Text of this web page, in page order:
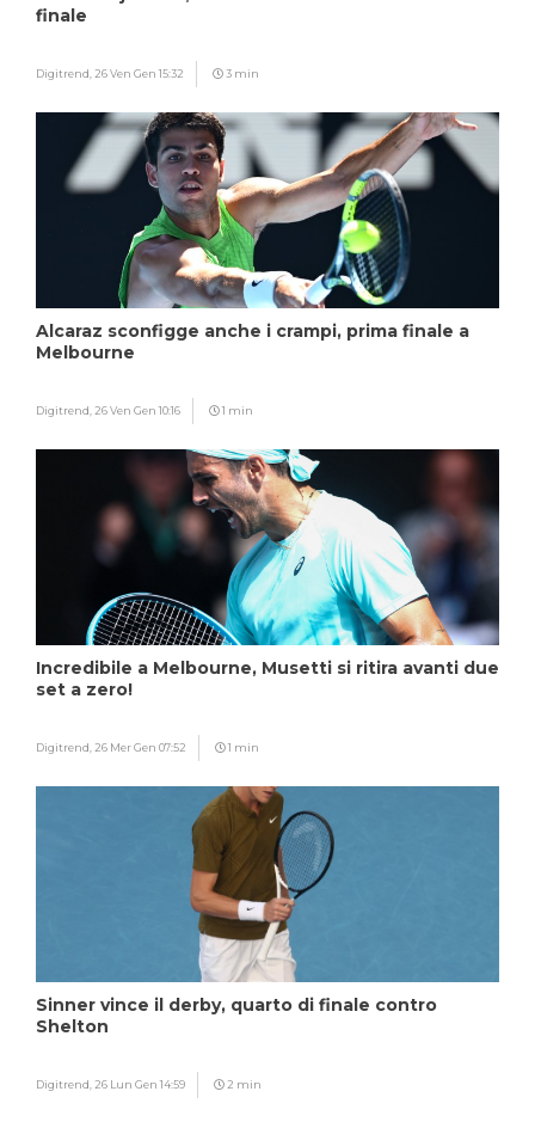
finale
Digitrend, 26 Ven Gen 15:32 3 min
Alcaraz sconfigge anche i crampi, prima finale a
Melbourne
Digitrend, 26 Ven Gen 10:16 1 min
Incredibile a Melbourne, Musetti si ritira avanti due
set a zero!
Digitrend, 26 Mer Gen 07:52 1 min
Sinner vince il derby, quarto di finale contro
Shelton
Digitrend, 26 Lun Gen 14:59 2 min